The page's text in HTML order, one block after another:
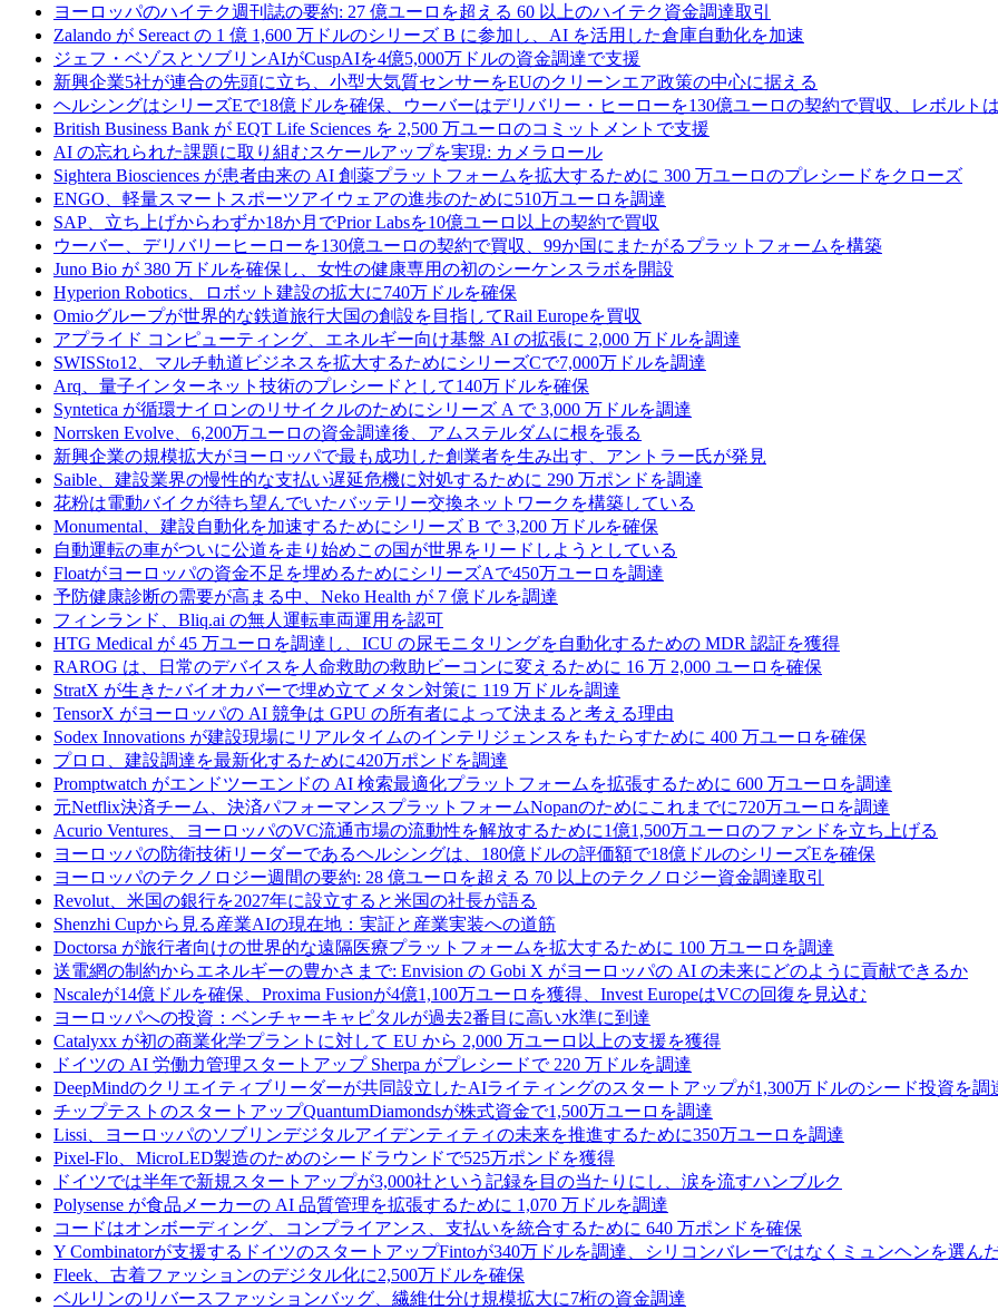
ヨーロッパのハイテク週刊誌の要約: 27 億ユーロを超える 60 以上のハイテク資金調達取引
Zalando が Sereact の 1 億 1,600 万ドルのシリーズ B に参加し、AI を活用した倉庫自動化を加速
ジェフ・ベゾスとソブリンAIがCuspAIを4億5,000万ドルの資金調達で支援
新興企業5社が連合の先頭に立ち、小型大気質センサーをEUのクリーンエア政策の中心に据える
ヘルシングはシリーズEで18億ドルを確保、ウーバーはデリバリー・ヒーローを130億ユーロの契約で買収、レボルト
British Business Bank が EQT Life Sciences を 2,500 万ユーロのコミットメントで支援
AI の忘れられた課題に取り組むスケールアップを実現: カメラロール
Sightera Biosciences が患者由来の AI 創薬プラットフォームを拡大するために 300 万ユーロのプレシードをクローズ
ENGO、軽量スマートスポーツアイウェアの進歩のために510万ユーロを調達
SAP、立ち上げからわずか18か月でPrior Labsを10億ユーロ以上の契約で買収
ウーバー、デリバリーヒーローを130億ユーロの契約で買収、99か国にまたがるプラットフォームを構築
Juno Bio が 380 万ドルを確保し、女性の健康専用の初のシーケンスラボを開設
Hyperion Robotics、ロボット建設の拡大に740万ドルを確保
Omioグループが世界的な鉄道旅行大国の創設を目指してRail Europeを買収
アプライド コンピューティング、エネルギー向け基盤 AI の拡張に 2,000 万ドルを調達
SWISSto12、マルチ軌道ビジネスを拡大するためにシリーズCで7,000万ドルを調達
Arq、量子インターネット技術のプレシードとして140万ドルを確保
Syntetica が循環ナイロンのリサイクルのためにシリーズ A で 3,000 万ドルを調達
Norrsken Evolve、6,200万ユーロの資金調達後、アムステルダムに根を張る
新興企業の規模拡大がヨーロッパで最も成功した創業者を生み出す、アントラー氏が発見
Saible、建設業界の慢性的な支払い遅延危機に対処するために 290 万ポンドを調達
花粉は電動バイクが待ち望んでいたバッテリー交換ネットワークを構築している
Monumental、建設自動化を加速するためにシリーズ B で 3,200 万ドルを確保
自動運転の車がついに公道を走り始めこの国が世界をリードしようとしている
Floatがヨーロッパの資金不足を埋めるためにシリーズAで450万ユーロを調達
予防健康診断の需要が高まる中、Neko Health が 7 億ドルを調達
フィンランド、Bliq.ai の無人運転車両運用を認可
HTG Medical が 45 万ユーロを調達し、ICU の尿モニタリングを自動化するための MDR 認証を獲得
RAROG は、日常のデバイスを人命救助の救助ビーコンに変えるために 16 万 2,000 ユーロを確保
StratX が生きたバイオカバーで埋め立てメタン対策に 119 万ドルを調達
TensorX がヨーロッパの AI 競争は GPU の所有者によって決まると考える理由
Sodex Innovations が建設現場にリアルタイムのインテリジェンスをもたらすために 400 万ユーロを確保
プロロ、建設調達を最新化するために420万ポンドを調達
Promptwatch がエンドツーエンドの AI 検索最適化プラットフォームを拡張するために 600 万ユーロを調達
元Netflix決済チーム、決済パフォーマンスプラットフォームNopanのためにこれまでに720万ユーロを調達
Acurio Ventures、ヨーロッパのVC流通市場の流動性を解放するために1億1,500万ユーロのファンドを立ち上げる
ヨーロッパの防衛技術リーダーであるヘルシングは、180億ドルの評価額で18億ドルのシリーズEを確保
ヨーロッパのテクノロジー週間の要約: 28 億ユーロを超える 70 以上のテクノロジー資金調達取引
Revolut、米国の銀行を2027年に設立すると米国の社長が語る
Shenzhi Cupから見る産業AIの現在地：実証と産業実装への道筋
Doctorsa が旅行者向けの世界的な遠隔医療プラットフォームを拡大するために 100 万ユーロを調達
送電網の制約からエネルギーの豊かさまで: Envision の Gobi X がヨーロッパの AI の未来にどのように貢献できるか
Nscaleが14億ドルを確保、Proxima Fusionが4億1,100万ユーロを獲得、Invest EuropeはVCの回復を見込む
ヨーロッパへの投資：ベンチャーキャピタルが過去2番目に高い水準に到達
Catalyxx が初の商業化学プラントに対して EU から 2,000 万ユーロ以上の支援を獲得
ドイツの AI 労働力管理スタートアップ Sherpa がプレシードで 220 万ドルを調達
DeepMindのクリエイティブリーダーが共同設立したAIライティングのスタートアップが1,300万ドルのシード投資を調
チップテストのスタートアップQuantumDiamondsが株式資金で1,500万ユーロを調達
Lissi、ヨーロッパのソブリンデジタルアイデンティティの未来を推進するために350万ユーロを調達
Pixel-Flo、MicroLED製造のためのシードラウンドで525万ポンドを獲得
ドイツでは半年で新規スタートアップが3,000社という記録を目の当たりにし、涙を流すハンブルク
Polysense が食品メーカーの AI 品質管理を拡張するために 1,070 万ドルを調達
コードはオンボーディング、コンプライアンス、支払いを統合するために 640 万ポンドを確保
Y Combinatorが支援するドイツのスタートアップFintoが340万ドルを調達、シリコンバレーではなくミュンヘンを選ん
Fleek、古着ファッションのデジタル化に2,500万ドルを確保
ベルリンのリバースファッションバッグ、繊維仕分け規模拡大に7桁の資金調達